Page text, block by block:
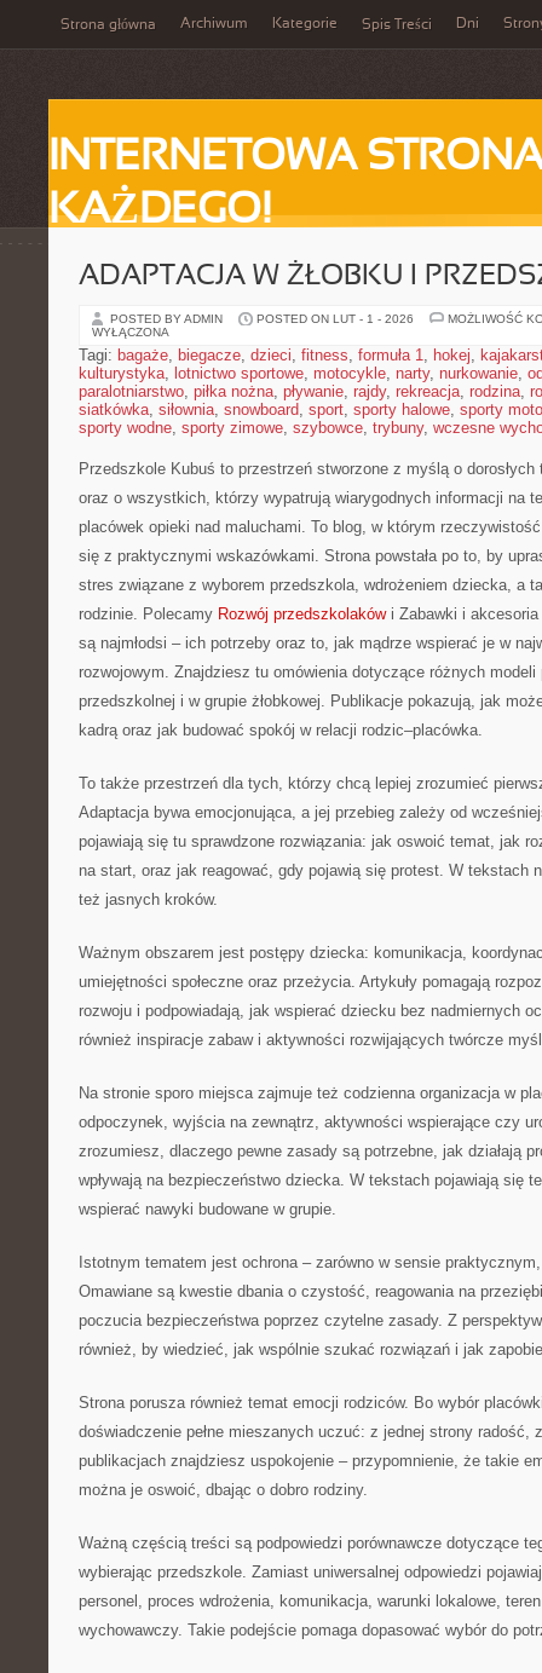
Strona główna Archiwum Kategorie Spis Treści Dni
INTERNETOWA
KAŻDEGO!
ADAPTACJA W ŻŁOBKU I
POSTED BY ADMIN POSTED ON LUT - 1 - 2026
MOŻLIWOŚĆ
WYŁĄCZONA
Tagi: bagaże, biegacze, dzieci, fitness, formuła 1, hokej,
kulturystyka, lotnictwo sportowe, motocykle, narty, nurkowanie,
paralotniarstwo, piłka nożna, pływanie, rajdy, rekreacja, rodzina,
siatkówka, siłownia, snowboard, sport, sporty halowe, sporty
sporty wodne, sporty zimowe, szybowce, trybuny, wczesne
Przedszkole Kubuś to przestrzeń stworzone z myślą o
oraz o wszystkich, którzy wypatrują wiarygodnych informacji na
placówek opieki nad maluchami. To blog, w którym
się z praktycznymi wskazówkami. Strona powstała po to, by
stres związane z wyborem przedszkola, wdrożeniem dziecka, a
rodzinie. Polecamy Rozwój przedszkolakówi Zabawki i akcesoria
są najmłodsi – ich potrzeby oraz to, jak mądrze wspierać je w
rozwojowym. Znajdziesz tu omówienia dotyczące różnych modeli
przedszkolnej i w grupie żłobkowej. Publikacje pokazują, jak
kadrą oraz jak budować spokój w relacji rodzic–placówka.
To także przestrzeń dla tych, którzy chcą lepiej zrozumieć
Adaptacja bywa emocjonująca, a jej przebieg zależy od
pojawiają się tu sprawdzone rozwiązania: jak oswoić temat, jak
na start, oraz jak reagować, gdy pojawią się protest. W tekstach
też jasnych kroków.
Ważnym obszarem jest postępy dziecka: komunikacja,
umiejętności społeczne oraz przeżycia. Artykuły pomagają
rozwoju i podpowiadają, jak wspierać dziecku bez nadmiernych
również inspiracje zabaw i aktywności rozwijających twórcze
Na stronie sporo miejsca zajmuje też codzienna organizacja w
odpoczynek, wyjścia na zewnątrz, aktywności wspierające czy
zrozumiesz, dlaczego pewne zasady są potrzebne, jak działają
wpływają na bezpieczeństwo dziecka. W tekstach pojawiają się
wspierać nawyki budowane w grupie.
Istotnym tematem jest ochrona – zarówno w sensie
Omawiane są kwestie dbania o czystość, reagowania na
poczucia bezpieczeństwa poprzez czytelne zasady. Z
również, by wiedzieć, jak wspólnie szukać rozwiązań i jak
Strona porusza również temat emocji rodziców. Bo wybór
doświadczenie pełne mieszanych uczuć: z jednej strony radość,
publikacjach znajdziesz uspokojenie – przypomnienie, że takie
można je oswoić, dbając o dobro rodziny.
Ważną częścią treści są podpowiedzi porównawcze dotyczące
wybierając przedszkole. Zamiast uniwersalnej odpowiedzi
personel, proces wdrożenia, komunikacja, warunki lokalowe,
wychowawczy. Takie podejście pomaga dopasować wybór do